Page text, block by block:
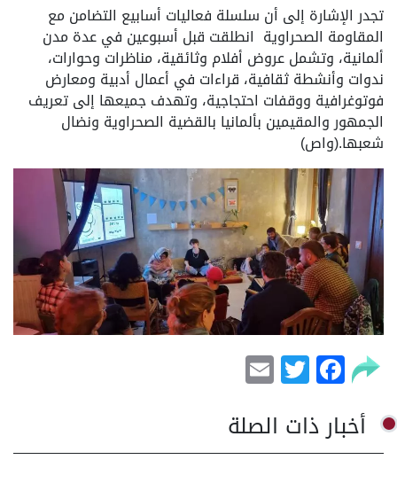
تجدر الإشارة إلى أن سلسلة فعاليات أسابيع التضامن مع
المقاومة الصحراوية انطلقت قبل أسبوعين في عدة مدن
ألمانية، وتشمل عروض أفلام وثائقية، مناظرات وحوارات،
ندوات وأنشطة ثقافية، قراءات في أعمال أدبية ومعارض
فوتوغرافية ووقفات احتجاجية، وتهدف جميعها إلى تعريف
الجمهور والمقيمين بألمانيا بالقضية الصحراوية ونضال
شعبها.(واص)
Facebook
Twitter
أخبار ذات الصلة